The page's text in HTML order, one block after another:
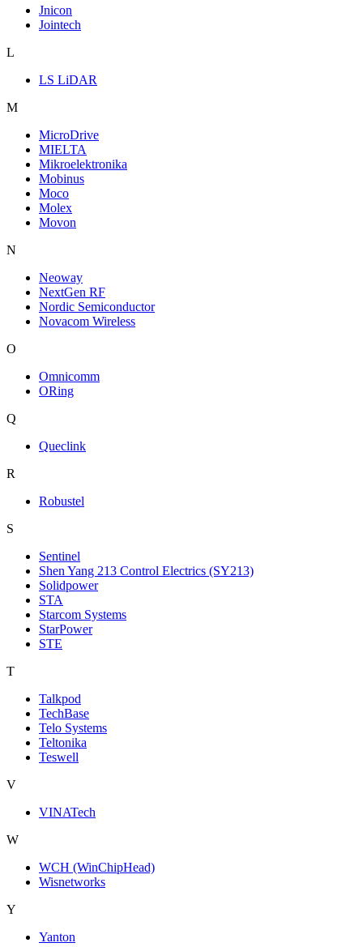
Jnicon
Jointech
L
LS LiDAR
M
MicroDrive
MIELTA
Mikroelektronika
Mobinus
Moco
Molex
Movon
N
Neoway
NextGen RF
Nordic Semiconductor
Novacom Wireless
O
Omnicomm
ORing
Q
Queclink
R
Robustel
S
Sentinel
Shen Yang 213 Control Electrics (SY213)
Solidpower
STA
Starcom Systems
StarPower
STE
T
Talkpod
TechBase
Telo Systems
Teltonika
Teswell
V
VINATech
W
WCH (WinChipHead)
Wisnetworks
Y
Yanton